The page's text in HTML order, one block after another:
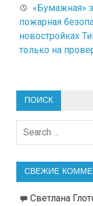
«Бумажная»
пожарная
новостройках
только на
ПОИСК
СВЕЖИЕ
Светлана